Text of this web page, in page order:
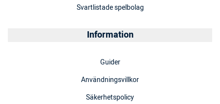
Svartlistade spelbolag
Information
Guider
Användningsvillkor
Säkerhetspolicy